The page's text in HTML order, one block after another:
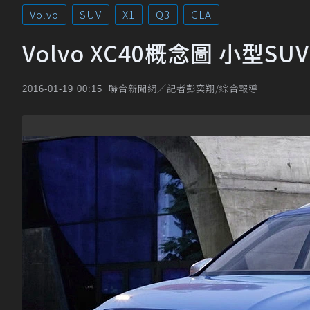
Volvo SUV X1 Q3 GLA
Volvo XC40概念圖 小型
2016-01-19 00:15 聯合新聞網／記者彭奕翔/綜合報導